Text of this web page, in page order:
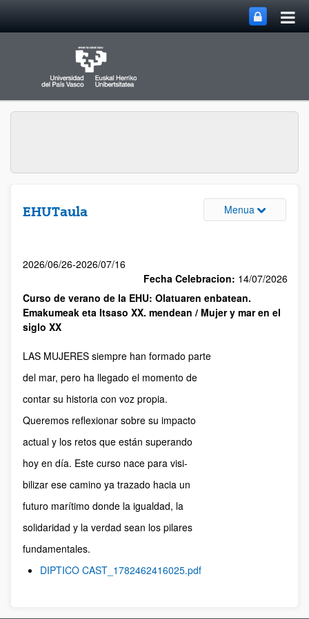
EHUTaula Menua
2026/06/26-2026/07/16
Fecha Celebracion: 14/07/2026
Curso de verano de la EHU: Olatuaren enbatean.
Emakumeak eta Itsaso XX. mendean / Mujer y mar en el
siglo XX
LAS MUJERES siempre han formado parte
del mar, pero ha llegado el momento de
contar su historia con voz propia.
Queremos reflexionar sobre su impacto
actual y los retos que están superando
hoy en día. Este curso nace para visi-
bilizar ese camino ya trazado hacia un
futuro marítimo donde la igualdad, la
solidaridad y la verdad sean los pilares
fundamentales.
DIPTICO CAST_1782462416025.pdf